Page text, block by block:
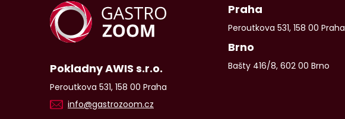
Pokladny AWIS s.r.o.
Peroutkova 531, 158 00 Praha
info@gastrozoom.cz
Praha
Peroutkova 531, 158 00 Praha
Brno
Bašty 416/8, 602 00 Brno